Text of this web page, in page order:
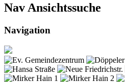
Nav Ansichtssuche
Navigation